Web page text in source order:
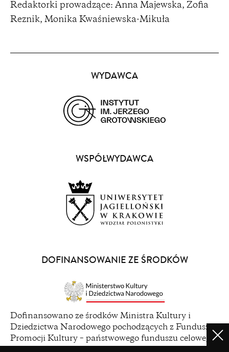
Redaktorki prowadzące: Anna Majewska, Zofia
Reznik, Monika Kwaśniewska-Mikuła
WYDAWCA
WSPÓŁWYDAWCA
DOFINANSOWANIE ZE ŚRODKÓW
in
a
new
Dofinansowano ze środków Ministra Kultury i
Dziedzictwa Narodowego pochodzących z Funduszu
Promocji Kultury – państwowego funduszu celowego